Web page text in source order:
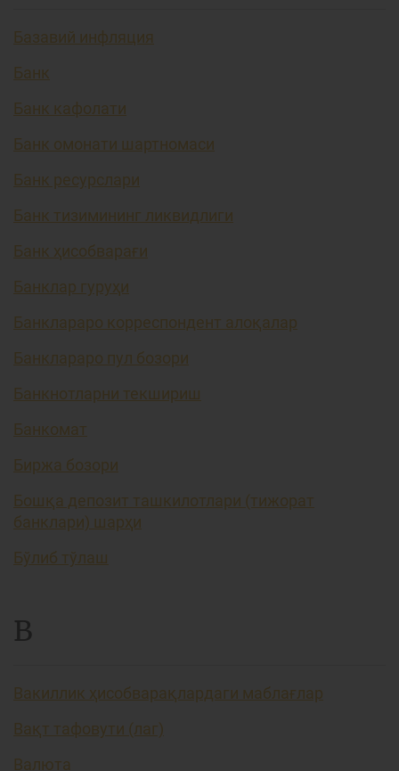
Базавий инфляция
Банк
Банк кафолати
Банк омонати шартномаси
Банк ресурслари
Банк тизимининг ликвидлиги
Банк ҳисобварағи
Банклар гуруҳи
Банклараро корреспондент алоқалар
Банклараро пул бозори
Банкнотларни текшириш
Банкомат
Биржа бозори
Бошқа депозит ташкилотлари (тижорат
банклари) шарҳи
Бўлиб тўлаш
В
Вакиллик ҳисобварақлардаги маблағлар
Вақт тафовути (лаг)
Валюта